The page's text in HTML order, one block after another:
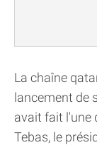
La chaîne
lancement de
avait fait l'une
Tebas, le